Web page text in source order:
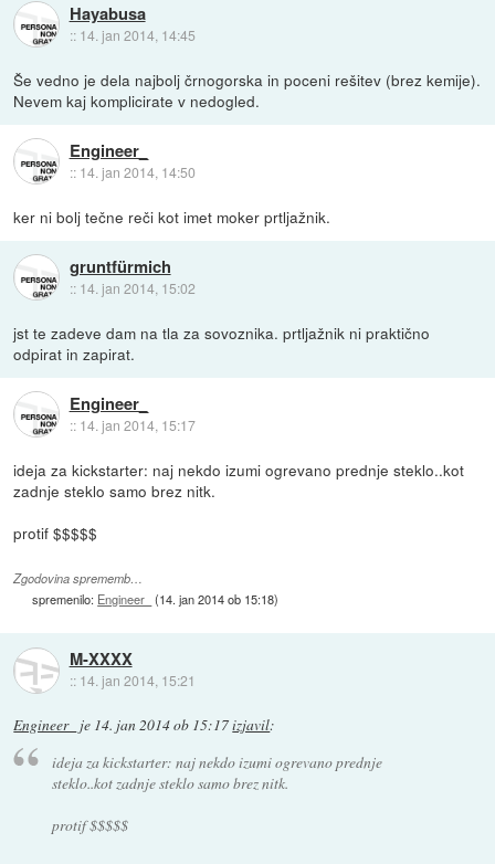
Hayabusa
:: 14. jan 2014, 14:45
Še vedno je dela najbolj črnogorska in poceni rešitev (brez kemije).
Nevem kaj komplicirate v nedogled.
Engineer_
:: 14. jan 2014, 14:50
ker ni bolj tečne reči kot imet moker prtljažnik.
gruntfürmich
:: 14. jan 2014, 15:02
jst te zadeve dam na tla za sovoznika. prtljažnik ni praktično
odpirat in zapirat.
Engineer_
:: 14. jan 2014, 15:17
ideja za kickstarter: naj nekdo izumi ogrevano prednje steklo..kot
zadnje steklo samo brez nitk.
protif $$$$$
Zgodovina sprememb…
spremenilo: Engineer_ (14. jan 2014 ob 15:18)
M-XXXX
:: 14. jan 2014, 15:21
Engineer_ je 14. jan 2014 ob 15:17izjavil:
ideja za kickstarter: naj nekdo izumi ogrevano prednje
steklo..kot zadnje steklo samo brez nitk.
protif $$$$$